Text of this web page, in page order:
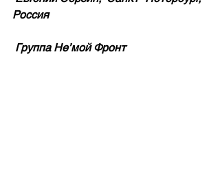
Россия
Группа Не’мой Фронт